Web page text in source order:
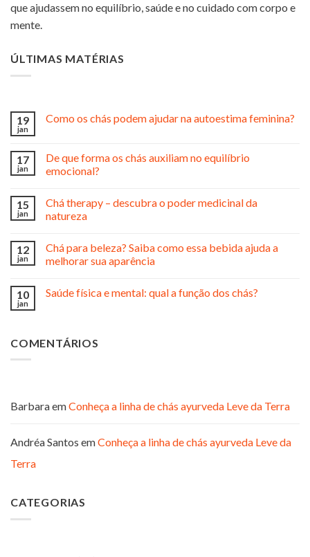
que ajudassem no equilíbrio, saúde e no cuidado com corpo e
mente.
ÚLTIMAS MATÉRIAS
19
jan
Como os chás podem ajudar na autoestima feminina?
17
jan
De que forma os chás auxiliam no equilíbrio
emocional?
15
jan
Chá therapy – descubra o poder medicinal da
natureza
12
jan
Chá para beleza? Saiba como essa bebida ajuda a
melhorar sua aparência
10
jan
Saúde física e mental: qual a função dos chás?
COMENTÁRIOS
BarbaraemConheça a linha de chás ayurveda Leve da Terra
Andréa Santos emConheça a linha de chás ayurveda Leve da
Terra
CATEGORIAS